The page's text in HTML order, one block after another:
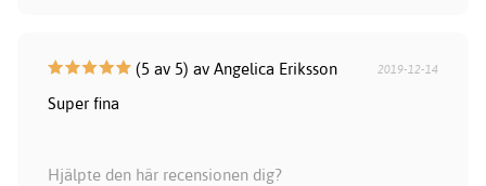
(5 av 5) av Angelica Eriksson 2019-12-14
Super fina
Hjälpte den här recensionen dig?